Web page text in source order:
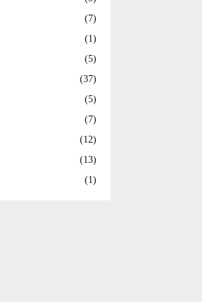
(7)
(1)
(5)
(37)
(5)
(7)
(12)
(13)
(1)